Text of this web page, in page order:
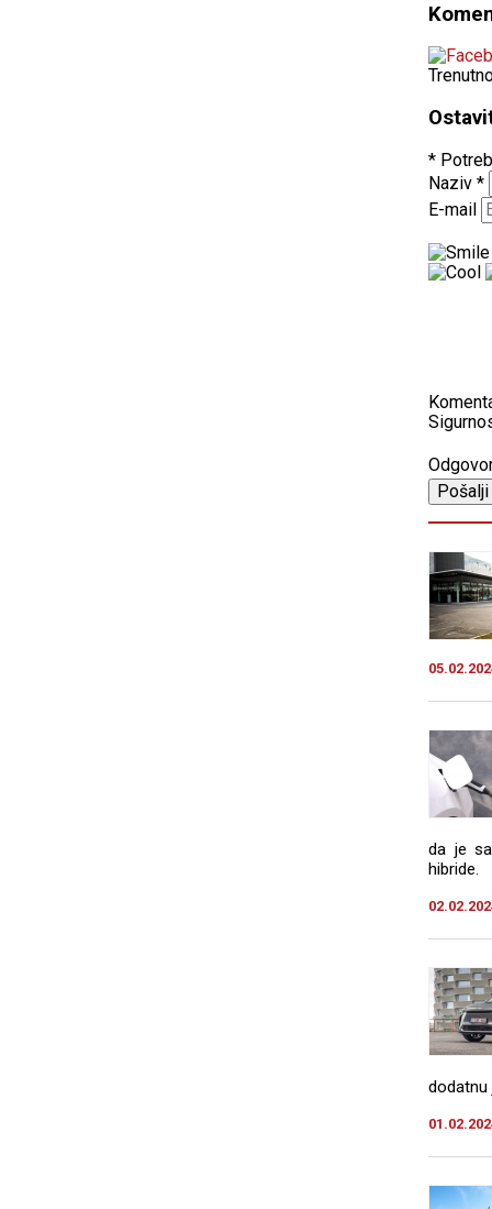
*
Naziv *
E-mail
da je
hibride.
dodatnu